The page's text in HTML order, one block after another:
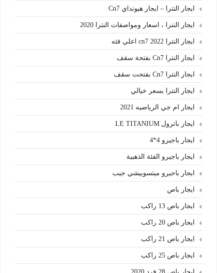
ايجار النترا – ايجار هيونداي Cn7
ايجار النترا ، اسعار ومواصفات النترا 2020
ايجار النترا cn7 2022 اعلي فئه
ايجار النترا Cn7 بفتحة سقف
ايجار النترا Cn7 بفتحت سقف
ايجار النترا بسعر خيالي
ايجار ام جي الرياضيه 2021
ايجار باترول LE TITANIUM
ايجار باجيرو 4*4
ايجار باجيرو الفئة الذهبية
ايجار باجيرو ميتسوبيشي جيب
ايجار باص
ايجار باص 13 راكب
ايجار باص 20 راكب
ايجار باص 21 راكب
ايجار باص 25 راكب